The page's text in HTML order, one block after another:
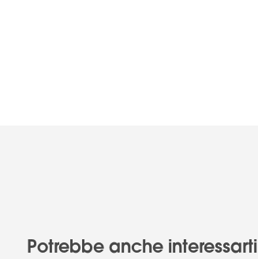
Potrebbe anche interessarti